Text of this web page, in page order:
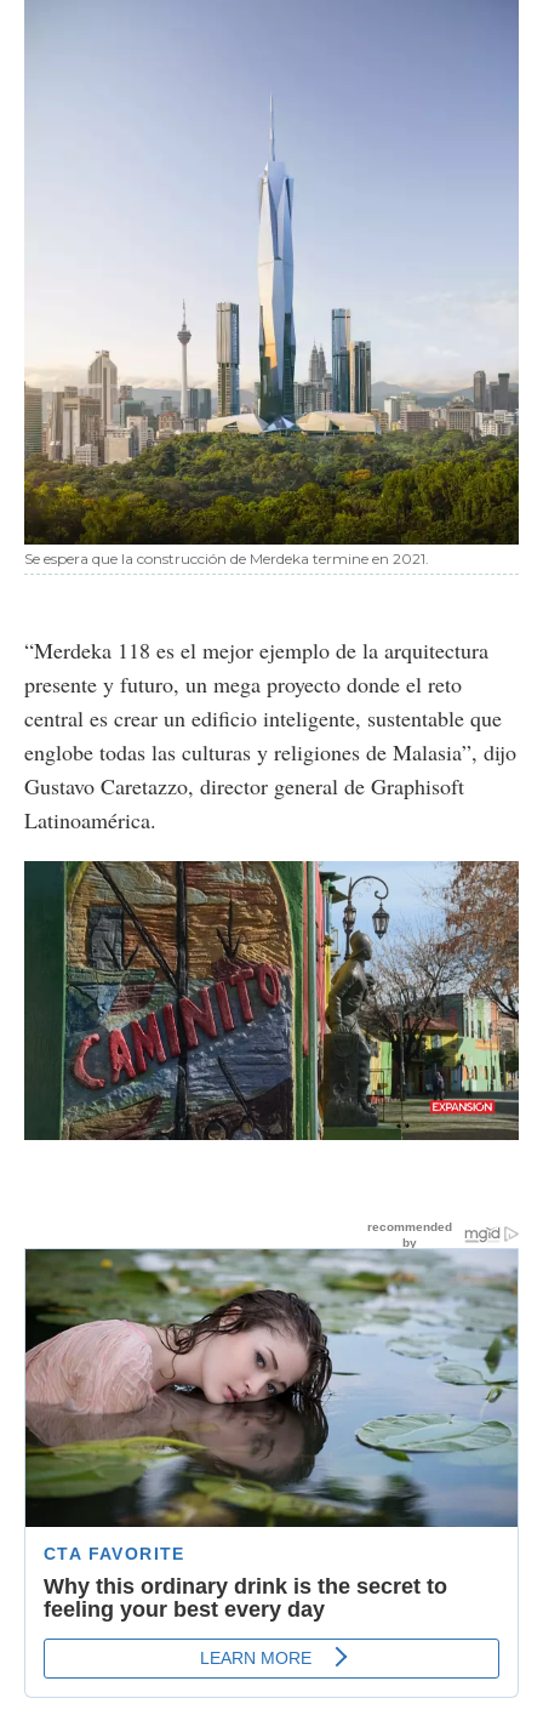
Se espera que la construcción de Merdeka termine en 2021.
“Merdeka 118 es el mejor ejemplo de la arquitectura
presente y futuro, un mega proyecto donde el reto
central es crear un edificio inteligente, sustentable que
englobe todas las culturas y religiones de Malasia”, dijo
Gustavo Caretazzo, director general de Graphisoft
Latinoamérica.
Unmute Loaded:
62.30%